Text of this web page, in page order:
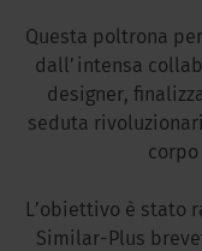
Questa poltrona
dall’intensa
designer,
seduta
L’obiettivo è stato
Similar-Plus